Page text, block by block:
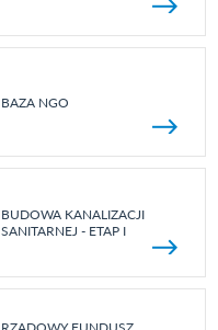
BAZA NGO
BUDOWA KANALIZACJI
SANITARNEJ - ETAP I